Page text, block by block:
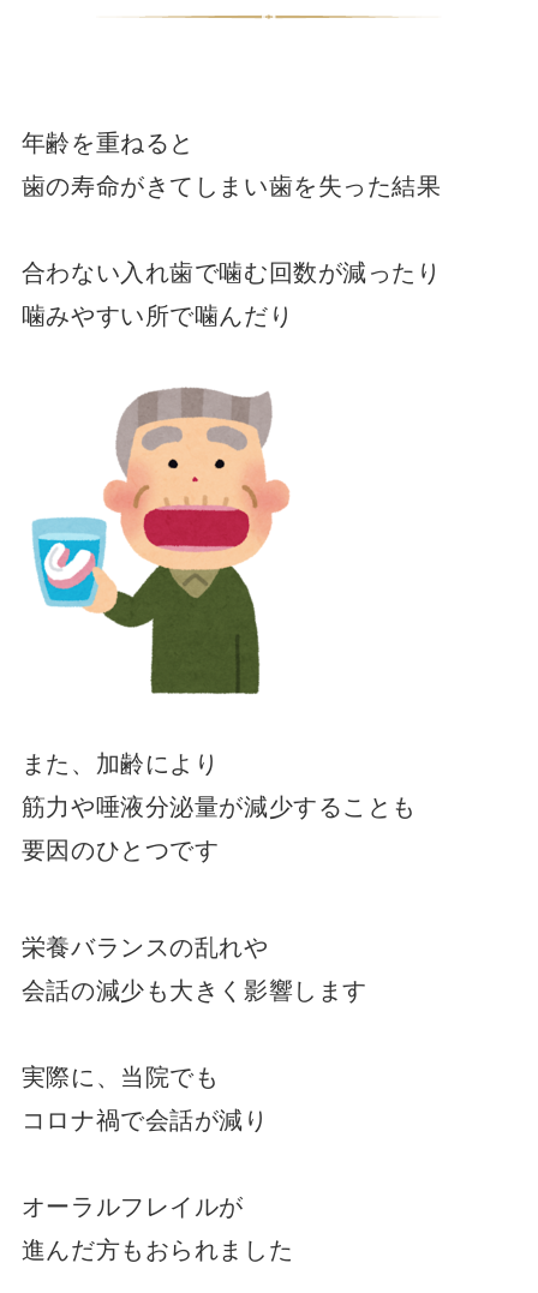
年齢を重ねると
歯の寿命がきてしまい歯を失った結果
合わない入れ歯で噛む回数が減ったり
噛みやすい所で噛んだり
また、加齢により
筋力や唾液分泌量が減少することも
要因のひとつです
栄養バランスの乱れや
会話の減少も大きく影響します
実際に、当院でも
コロナ禍で会話が減り
オーラルフレイルが
進んだ方もおられました